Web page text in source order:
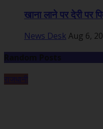
खाना लाने पर देरी पर
News Desk Aug 6,
राजधानी